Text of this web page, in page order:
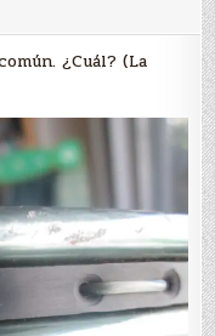
¿Cuál? (La